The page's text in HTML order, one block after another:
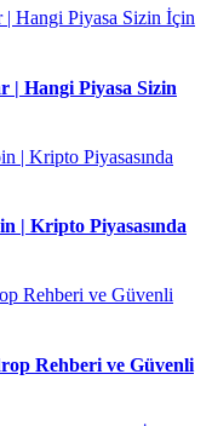
| Hangi Piyasa Sizin
| Kripto Piyasasında
Rehberi ve Güvenli